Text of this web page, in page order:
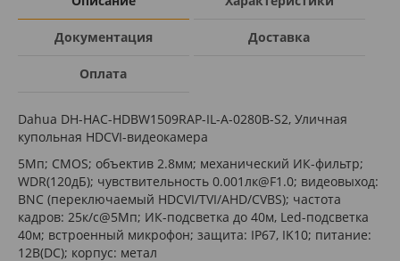
Документация Доставка
Оплата
Dahua DH-HAC-HDBW1509RAP-IL-A-0280B-S2, Уличная
купольная HDCVI-видеокамера
5Мп; CMOS; объектив 2.8мм; механический ИК-фильтр;
WDR(120дБ); чувствительность 0.001лк@F1.0; видеовыход:
BNC (переключаемый HDCVI/TVI/AHD/CVBS); частота
кадров: 25к/c@5Мп; ИК-подсветка до 40м, Led-подсветка
40м; встроенный микрофон; защита: IP67, IK10; питание:
12В(DC); корпус: метал